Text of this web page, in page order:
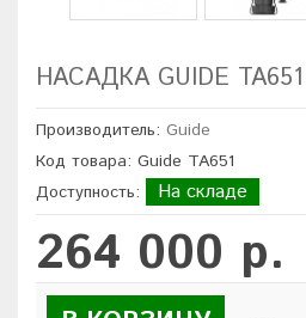
НАСАДКА GUIDE TA651
Производитель: Guide
Код товара: Guide TA651
Доступность:
На складе
264 000 р.